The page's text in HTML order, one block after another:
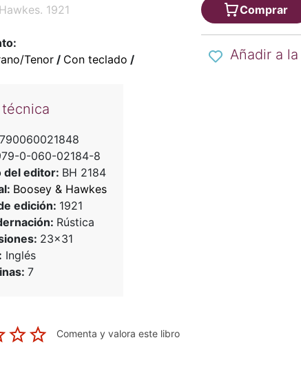
1921
Tenor/ Con teclado /
0-060-02184-8
del editor: BH 2184
Boosey & Hawkes
edición: 1921
Rústica
23x31
Inglés
7
Comenta y valora este libro
Comprar
Añadir a